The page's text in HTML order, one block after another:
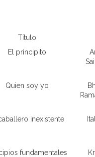
Título
El principito
Quien soy yo
inexistente
fundamentales